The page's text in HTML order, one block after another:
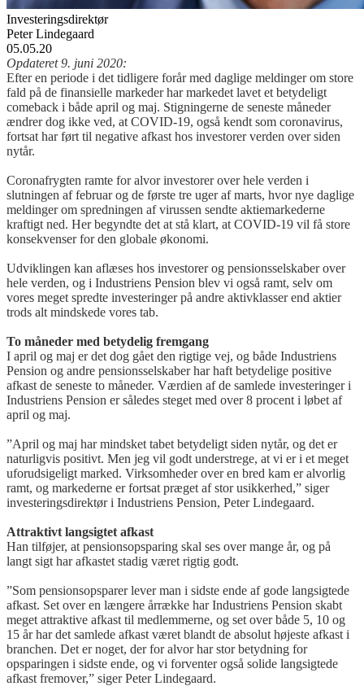
Investeringsdirektør
Peter Lindegaard
05.05.20
Opdateret 9. juni 2020:
Efter en periode i det tidligere forår med daglige meldinger om store
fald på de finansielle markeder har markedet lavet et betydeligt
comeback i både april og maj. Stigningerne de seneste måneder
ændrer dog ikke ved, at COVID-19, også kendt som coronavirus,
fortsat har ført til negative afkast hos investorer verden over siden
nytår.
Coronafrygten ramte for alvor investorer over hele verden i
slutningen af februar og de første tre uger af marts, hvor nye daglige
meldinger om spredningen af virussen sendte aktiemarkederne
kraftigt ned. Her begyndte det at stå klart, at COVID-19 vil få store
konsekvenser for den globale økonomi.
Udviklingen kan aflæses hos investorer og pensionsselskaber over
hele verden, og i Industriens Pension blev vi også ramt, selv om
vores meget spredte investeringer på andre aktivklasser end aktier
trods alt mindskede vores tab.
To måneder med betydelig fremgang
I april og maj er det dog gået den rigtige vej, og både Industriens
Pension og andre pensionsselskaber har haft betydelige positive
afkast de seneste to måneder. Værdien af de samlede investeringer i
Industriens Pension er således steget med over 8 procent i løbet af
april og maj.
”April og maj har mindsket tabet betydeligt siden nytår, og det er
naturligvis positivt. Men jeg vil godt understrege, at vi er i et meget
uforudsigeligt marked. Virksomheder over en bred kam er alvorlig
ramt, og markederne er fortsat præget af stor usikkerhed,” siger
investeringsdirektør i Industriens Pension, Peter Lindegaard.
Attraktivt langsigtet afkast
Han tilføjer, at pensionsopsparing skal ses over mange år, og på
langt sigt har afkastet stadig været rigtig godt.
”Som pensionsopsparer lever man i sidste ende af gode langsigtede
afkast. Set over en længere årrække har Industriens Pension skabt
meget attraktive afkast til medlemmerne, og set over både 5, 10 og
15 år har det samlede afkast været blandt de absolut højeste afkast i
branchen. Det er noget, der for alvor har stor betydning for
opsparingen i sidste ende, og vi forventer også solide langsigtede
afkast fremover,” siger Peter Lindegaard.